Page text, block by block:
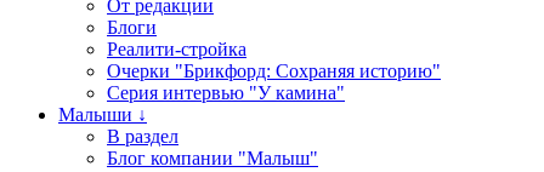
От редакции
Блоги
Реалити-стройка
Очерки "Брикфорд: Сохраняя историю"
Серия интервью "У камина"
Малыши ↓
В раздел
Блог компании "Малыш"